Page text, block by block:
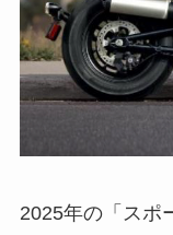
2025年の「スポ